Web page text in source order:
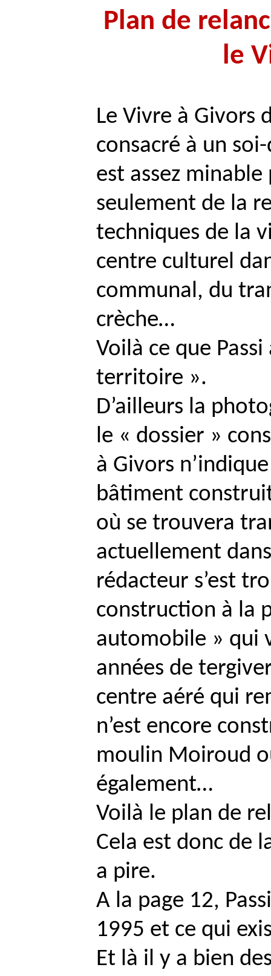
Plan de
le
Le Vivre à Givors
consacré à un
est assez minable
seulement de la
techniques de la
centre culturel
communal, du
crèche…
Voilà ce que Passi
territoire ».
D’ailleurs la
le « dossier »
à Givors
bâtiment
où se trouvera
actuellement
rédacteur s’est
construction à la
automobile » qui
années de
centre aéré qui
n’est encore
moulin Moiroud
également…
Voilà le plan de
Cela est donc de
a pire.
A la page 12,
1995 et ce qui
Et là il y a bien